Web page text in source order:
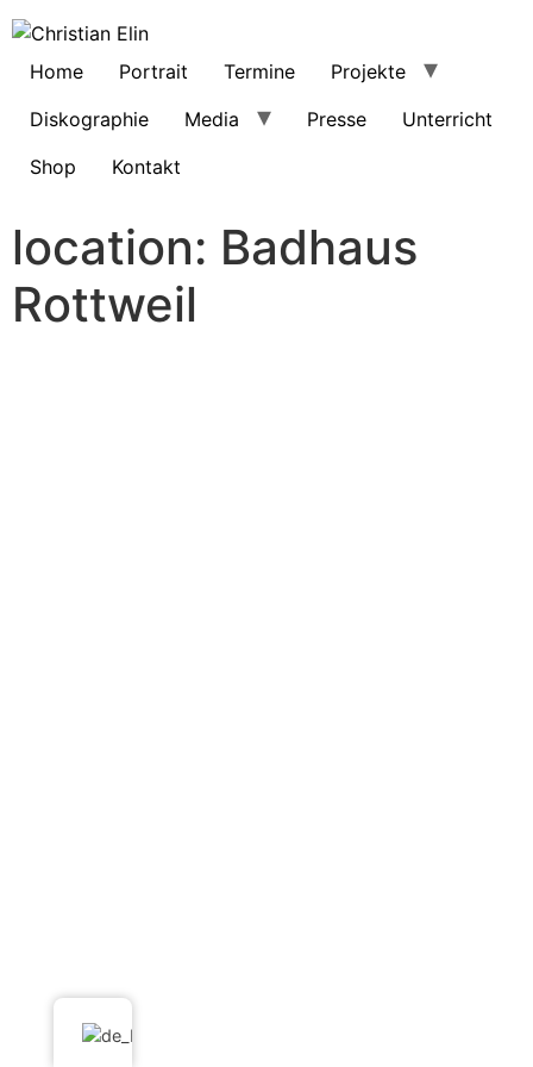
Home Portrait Termine
Projekte
Diskographie
Media Presse
Unterricht
Shop
Kontakt
location: Badhaus
Rottweil